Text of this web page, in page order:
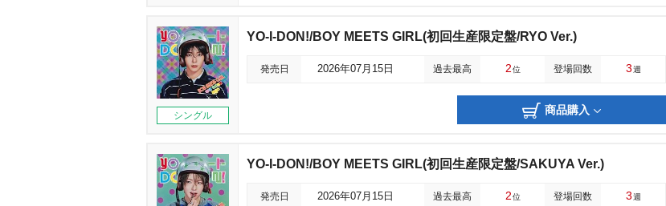
シングル
YO-I-DON!/BOY MEETS GIRL(初回生産限定盤/RYO Ver.)
発売日 2026年07月15日 過去最高 2位 登場回数 3週
商品購入
YO-I-DON!/BOY MEETS GIRL(初回生産限定盤/SAKUYA Ver.)
発売日 2026年07月15日 過去最高 2位 登場回数 3週